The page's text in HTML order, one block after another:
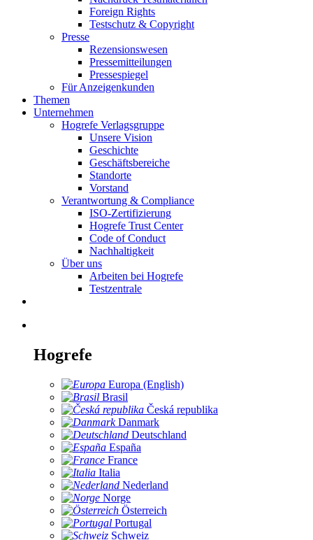
Foreign Rights
Testschutz & Copyright
Presse
Rezensionswesen
Pressemitteilungen
Pressespiegel
Für Anzeigenkunden
Themen
Unternehmen
Hogrefe Verlagsgruppe
Unsere Vision
Geschichte
Geschäftsbereiche
Standorte
Vorstand
Verantwortung & Compliance
ISO-Zertifizierung
Hogrefe Trust Center
Code of Conduct
Nachhaltigkeit
Über uns
Arbeiten bei Hogrefe
Testzentrale
Hogrefe
Europa (English)
Brasil
Česká republika
Danmark
Deutschland
España
France
Italia
Nederland
Norge
Österreich
Portugal
Schweiz